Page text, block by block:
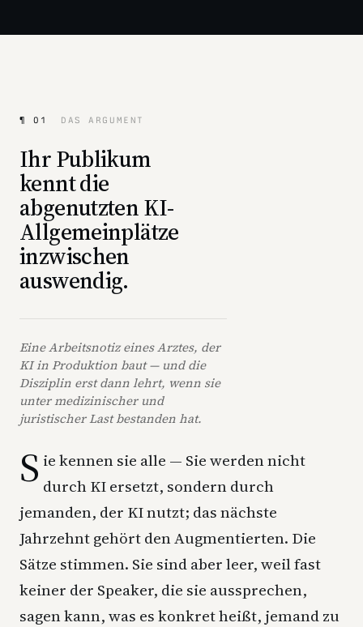
¶ 01 DAS ARGUMENT
Ihr Publikum
kennt die
abgenutzten KI-
Allgemeinplätze
inzwischen
auswendig.
Eine Arbeitsnotiz eines Arztes, der
KI in Produktion baut — und die
Disziplin erst dann lehrt, wenn sie
unter medizinischer und
juristischer Last bestanden hat.
S ie kennen sie alle — Sie werden nicht
durch KI ersetzt, sondern durch
jemanden, der KI nutzt; das nächste
Jahrzehnt gehört den Augmentierten. Die
Sätze stimmen. Sie sind aber leer, weil fast
keiner der Speaker, die sie aussprechen,
sagen kann, was es konkret heißt, jemand zu